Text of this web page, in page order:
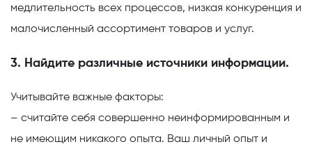
медлительность всех процессов, низкая конкуренция и
малочисленный ассортимент товаров и услуг.
3. Найдите различные источники информации.
Учитывайте важные факторы:
– считайте себя совершенно неинформированным и
не имеющим никакого опыта. Ваш личный опыт и